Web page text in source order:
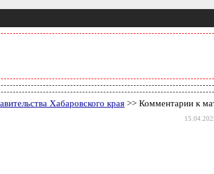
Хабаровского края >> Комментарии к